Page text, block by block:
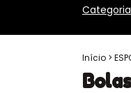
Início >